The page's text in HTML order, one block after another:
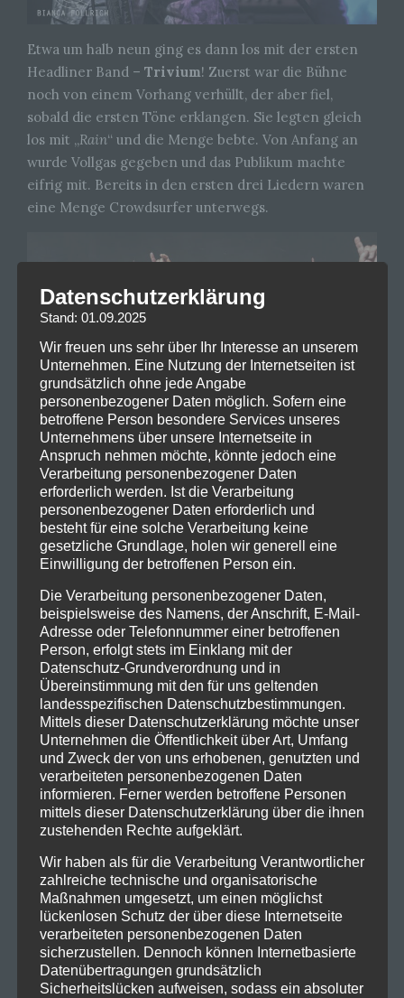
Etwa um halb neun ging es dann los mit der ersten
Headliner Band – Trivium! Zuerst war die Bühne
noch von einem Vorhang verhüllt, der aber fiel,
sobald die ersten Töne erklangen. Sie legten gleich
los mit „Rain“ und die Menge bebte. Von Anfang an
wurde Vollgas gegeben und das Publikum machte
eifrig mit. Bereits in den ersten drei Liedern waren
eine Menge Crowdsurfer unterwegs.
Auch ihren Song „Pillars of Serpentis“ gaben sie zum
Besten, welcher bereits von Heaven Shall Burn
gecovert wurde. Unterstützt wurden sie dabei von
Josh Baines dem Gitarristen vonMalevolence
Heaven“, welches sie das erste mal vor einem
Publikum spielten seit 2009.
Datenschutzerklärung
Stand: 01.09.2025
Wir freuen uns sehr über Ihr Interesse an unserem
Unternehmen. Eine Nutzung der Internetseiten ist
grundsätzlich ohne jede Angabe
personenbezogener Daten möglich. Sofern eine
betroffene Person besondere Services unseres
Unternehmens über unsere Internetseite in
Anspruch nehmen möchte, könnte jedoch eine
Verarbeitung personenbezogener Daten
erforderlich werden. Ist die Verarbeitung
personenbezogener Daten erforderlich und
besteht für eine solche Verarbeitung keine
gesetzliche Grundlage, holen wir generell eine
Einwilligung der betroffenen Person ein.
Die Verarbeitung personenbezogener Daten,
beispielsweise des Namens, der Anschrift, E-Mail-
Adresse oder Telefonnummer einer betroffenen
Person, erfolgt stets im Einklang mit der
Datenschutz-Grundverordnung und in
Übereinstimmung mit den für uns geltenden
landesspezifischen Datenschutzbestimmungen.
Mittels dieser Datenschutzerklärung möchte unser
Unternehmen die Öffentlichkeit über Art, Umfang
und Zweck der von uns erhobenen, genutzten und
verarbeiteten personenbezogenen Daten
informieren. Ferner werden betroffene Personen
mittels dieser Datenschutzerklärung über die ihnen
zustehenden Rechte aufgeklärt.
Wir haben als für die Verarbeitung Verantwortlicher
zahlreiche technische und organisatorische
Maßnahmen umgesetzt, um einen möglichst
lückenlosen Schutz der über diese Internetseite
verarbeiteten personenbezogenen Daten
sicherzustellen. Dennoch können Internetbasierte
Datenübertragungen grundsätzlich
Sicherheitslücken aufweisen, sodass ein absoluter